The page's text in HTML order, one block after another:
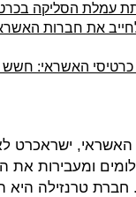
עמלת הסליקה
את חברות
האשראי: חשש
האשראי, ישראכרט
ומעבירות את
טרנזילה היא